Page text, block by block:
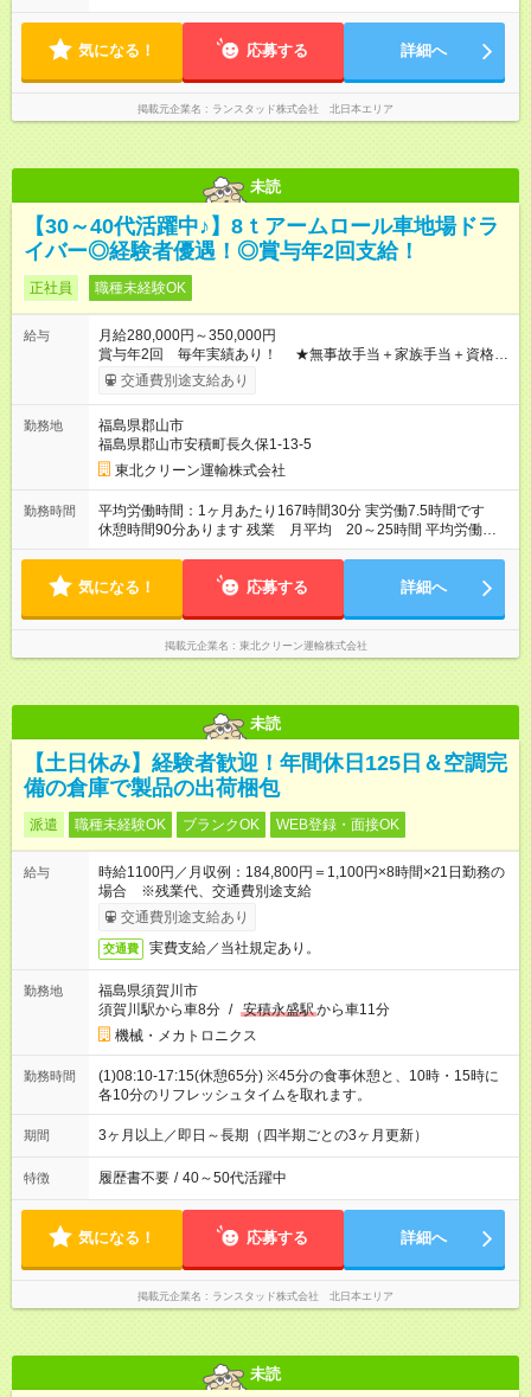
気になる！ 応募する 詳細へ
掲載元企業名 ランスタッド株式会社 北日本エリア
未読
【30～40代活躍中♪】8ｔアームロール車地場ドラ
イバー◎経験者優遇！◎賞与年2回支給！
正社員 職種未経験OK
給与
月給280,000円～350,000円
賞与年2回 毎年実績あり！ ★無事故手当＋家族手当＋資格手
当なども充実！ 【試用期間】試用期間あり 試用期間の長さ：2
ヶ月 ※ 雇用形態と給与に、本採用時と異なる部分があります。
経験、能力により短期間への変更あり
交通費別途支給あり
勤務地
福島県郡山市
福島県郡山市安積町長久保1-13-5
東北クリーン運輸株式会社
勤務時間
平均労働時間：1ヶ月あたり167時間30分 実労働7.5時間です
休憩時間90分あります 残業 月平均 20～25時間 平均労働時
間：1ヶ月あたり167時間30分 実労働7.5時間です 休憩時間90
気になる！ 応募する 詳細へ
掲載元企業名 東北クリーン運輸株式会社
未読
【土日休み】経験者歓迎！年間休日125日＆空調完
備の倉庫で製品の出荷梱包
派遣 職種未経験OK ブランクOK WEB登録・面接OK
給与
時給1100円／月収例：184,800円＝1,100円×8時間×21日勤務の
場合 ※残業代、交通費別途支給
交通費別途支給あり
交通費 実費支給／当社規定あり。
勤務地
福島県須賀川市
須賀川駅から車8分 / 安積永盛駅から車11分
機械・メカトロニクス
勤務時間
(1)08:10-17:15(休憩65分) ※45分の食事休憩と、10時・15時に
各10分のリフレッシュタイムを取れます。
期間 3ヶ月以上／即日～長期（四半期ごとの3ヶ月更新）
特徴 履歴書不要 / 40～50代活躍中
気になる！ 応募する 詳細へ
掲載元企業名 ランスタッド株式会社 北日本エリア
未読